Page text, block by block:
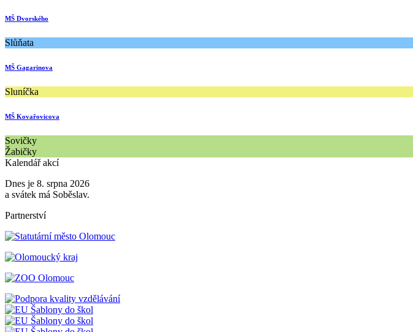
MŠ Dvorského
Slůňata
MŠ Gagarinova
Sluníčka
MŠ Kovařovicova
Sovičky
Žabičky
Kalendář akcí
Dnes je 8. srpna 2026
a svátek má Soběslav.
Partnerství